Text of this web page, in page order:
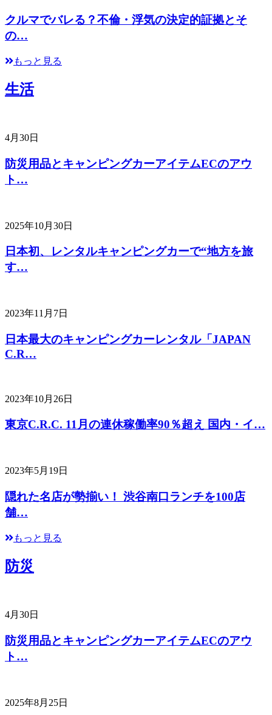
クルマでバレる？不倫・浮気の決定的証拠とそ
の…
もっと見る
生活
4月30日
防災用品とキャンピングカーアイテムECのアウ
ト…
2025年10月30日
日本初、レンタルキャンピングカーで“地方を旅
す…
2023年11月7日
日本最大のキャンピングカーレンタル「JAPAN
C.R…
2023年10月26日
東京C.R.C. 11月の連休稼働率90％超え 国内・イ…
2023年5月19日
隠れた名店が勢揃い！ 渋谷南口ランチを100店
舗…
もっと見る
防災
4月30日
防災用品とキャンピングカーアイテムECのアウ
ト…
2025年8月25日